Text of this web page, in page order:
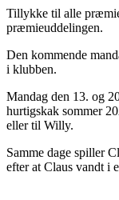
Tillykke til alle
præmieuddelingen.
Den kommende
i klubben.
Mandag den 13. og
hurtigskak sommer
eller til Willy.
Samme dage spiller
efter at Claus vandt i